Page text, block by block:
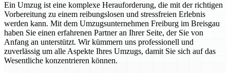
Ein Umzug ist eine komplexe Herauforderung, die mit der richtigen
Vorbereitung zu einem reibungslosen und stressfreien Erlebnis
werden kann. Mit dem Umzugsunternehmen Freiburg im Breisgau
haben Sie einen erfahrenen Partner an Ihrer Seite, der Sie von
Anfang an unterstützt. Wir kümmern uns professionell und
zuverlässig um alle Aspekte Ihres Umzugs, damit Sie sich auf das
Wesentliche konzentrieren können.